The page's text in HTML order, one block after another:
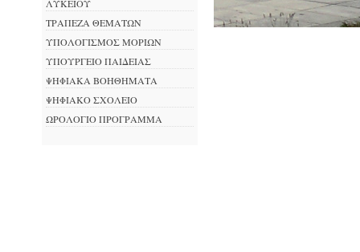
ΛΥΚΕΙΟΥ
ΤΡΑΠΕΖΑ ΘΕΜΑΤΩΝ
ΥΠΟΛΟΓΙΣΜΟΣ ΜΟΡΙΩΝ
ΥΠΟΥΡΓΕΙΟ ΠΑΙΔΕΙΑΣ
ΨΗΦΙΑΚΑ ΒΟΗΘΗΜΑΤΑ
ΨΗΦΙΑΚΟ ΣΧΟΛΕΙΟ
ΩΡΟΛΟΓΙΟ ΠΡΟΓΡΑΜΜΑ